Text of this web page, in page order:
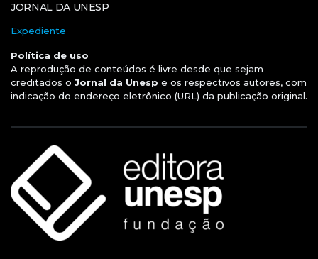
JORNAL DA UNESP
Expediente
Política de uso
A reprodução de conteúdos é livre desde que sejam
creditados o Jornal da Unesp e os respectivos autores, com
indicação do endereço eletrônico (URL) da publicação original.